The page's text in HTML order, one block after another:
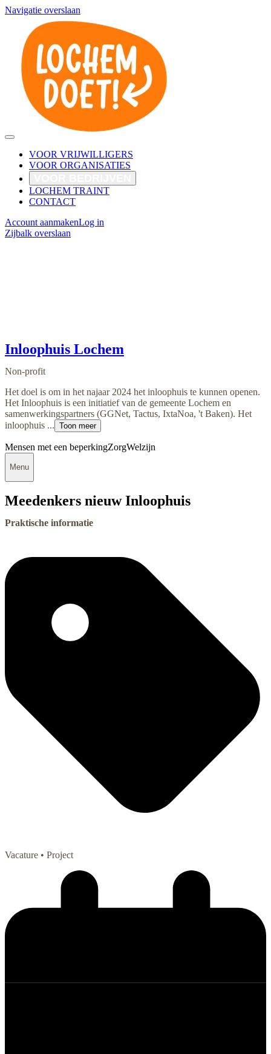
Navigatie overslaan
VOOR VRIJWILLIGERS
VOOR ORGANISATIES
LOCHEM TRAINT
CONTACT
Account aanmakenLog in
Zijbalk overslaan
Inloophuis Lochem
Non-profit
Het doel is om in het najaar 2024 het inloophuis te kunnen openen.
Het Inloophuis is een initiatief van de gemeente Lochem en
samenwerkingspartners (GGNet, Tactus, IxtaNoa, 't Baken). Het
inloophuis ... Toon meer
Mensen met een beperkingZorgWelzijn
Menu
Meedenkers nieuw Inloophuis
Praktische informatie
Vacature • Project